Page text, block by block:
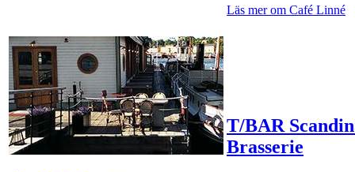
Läs mer om Café Linné
T/BAR
Brasserie